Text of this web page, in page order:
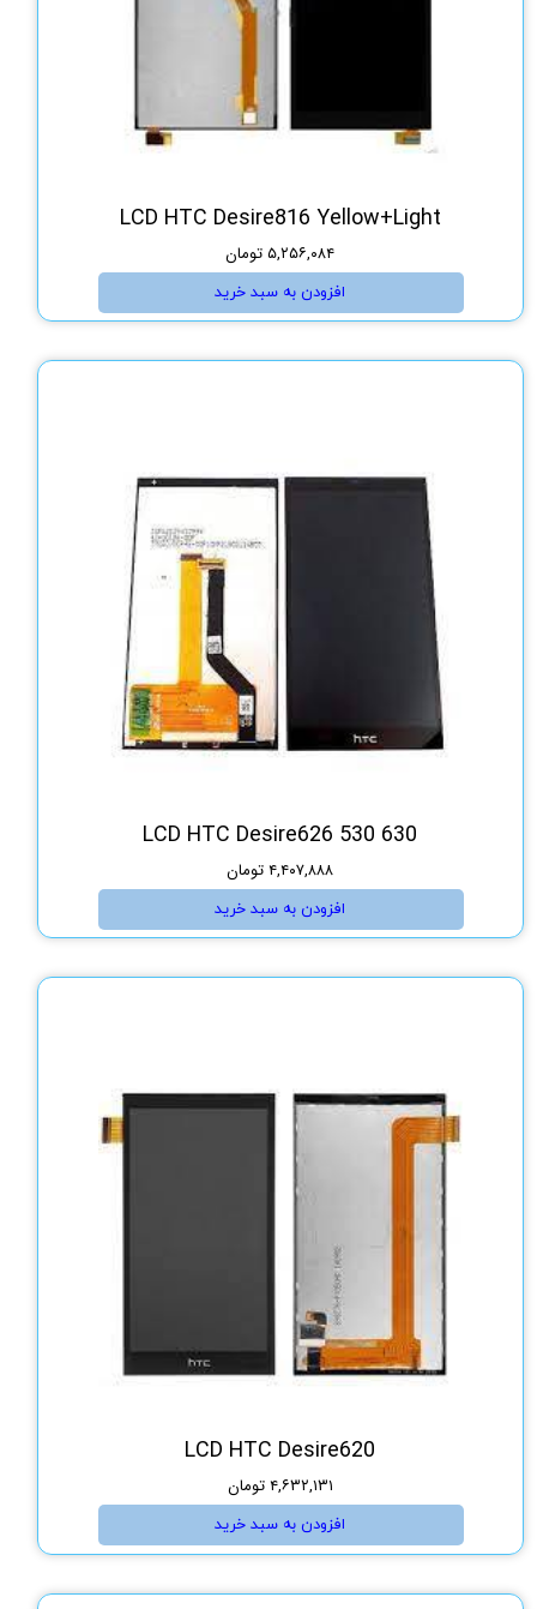
LCD HTC Desire816 Yellow+Light
۵,۲۵۶,۰۸۴ تومان
افزودن به سبد خرید
LCD HTC Desire626 530 630
۴,۴۰۷,۸۸۸ تومان
افزودن به سبد خرید
LCD HTC Desire620
۴,۶۳۲,۱۳۱ تومان
افزودن به سبد خرید